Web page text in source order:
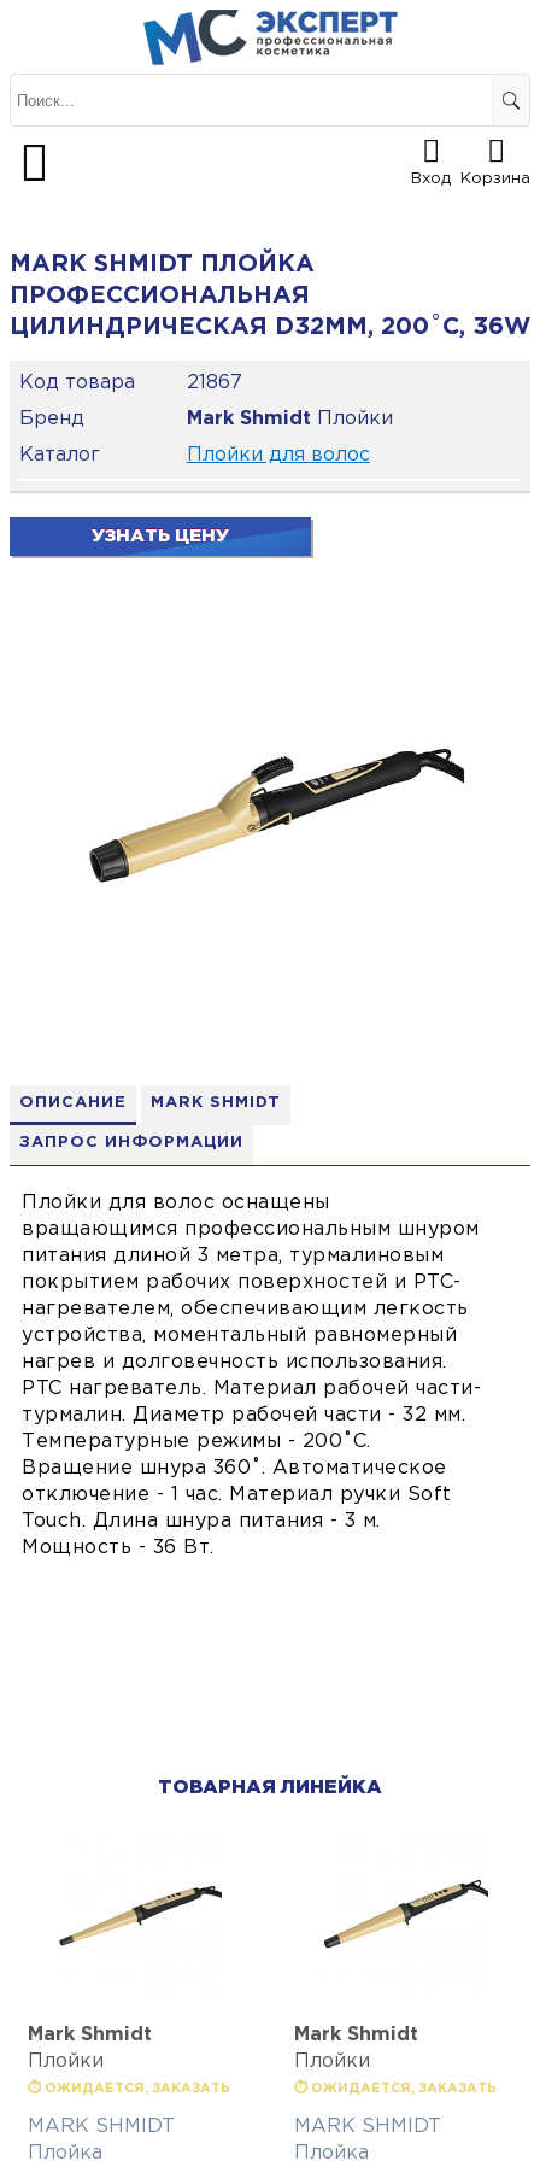
Вход Корзина
ОПИСАНИЕ MARK SHMIDT
ЗАПРОС ИНФОРМАЦИИ
Плойки для волос оснащены
вращающимся профессиональным шнуром
питания длиной 3 метра, турмалиновым
покрытием рабочих поверхностей и PTC-
нагревателем, обеспечивающим легкость
устройства, моментальный равномерный
нагрев и долговечность использования.
PTC нагреватель. Материал рабочей части-
турмалин. Диаметр рабочей части - 32 мм.
Температурные режимы - 200˚С.
Вращение шнура 360˚. Автоматическое
отключение - 1 час. Материал ручки Soft
Touch. Длина шнура питания - 3 м.
Мощность - 36 Вт.
MARK SHMIDT ПЛОЙКА
ПРОФЕССИОНАЛЬНАЯ
ЦИЛИНДРИЧЕСКАЯ D32ММ, 200˚С, 36W
Код товара
21867
Бренд
Mark Shmidt Плойки
Каталог
Плойки для волос
УЗНАТЬ ЦЕНУ
ТОВАРНАЯ ЛИНЕЙКА
Mark Shmidt
Плойки
⏱ ОЖИДАЕТСЯ, ЗАКАЗАТЬ
MARK SHMIDT
Плойка
Mark Shmidt
Плойки
⏱ ОЖИДАЕТСЯ, ЗАКАЗАТЬ
MARK SHMIDT
Плойка